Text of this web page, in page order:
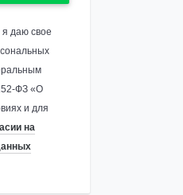
даю свое
ФЗ «О
и для
на